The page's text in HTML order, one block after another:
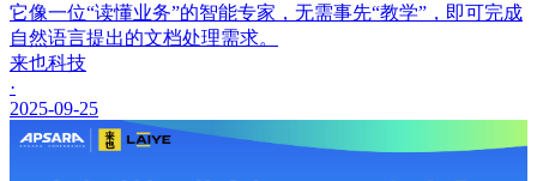
它像一位“读懂业务”的智能专家，无需事先“教学”，即可完成
自然语言提出的文档处理需求。
来也科技
·
2025-09-25